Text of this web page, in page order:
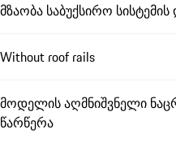
მზაობა საბუქსირო
Without roof rails
მოდელის აღმნიშვნელი
წარწერა